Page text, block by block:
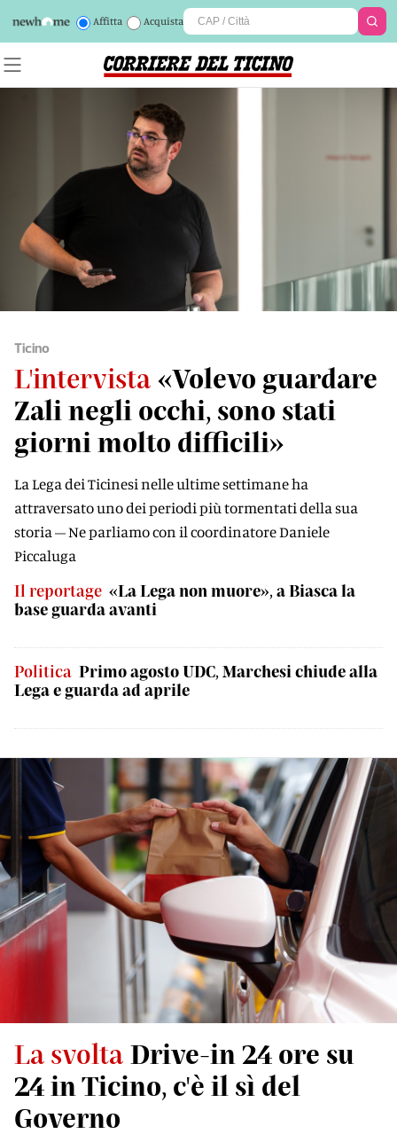
Affitta Acquista
Ticino
L'intervista «Volevo guardare
Zali negli occhi, sono stati
giorni molto difficili»
La Lega dei Ticinesi nelle ultime settimane ha
attraversato uno dei periodi più tormentati della sua
storia – Ne parliamo con il coordinatore Daniele
Piccaluga
Il reportage «La Lega non muore», a Biasca la
base guarda avanti
Politica Primo agosto UDC, Marchesi chiude alla
Lega e guarda ad aprile
La svolta Drive-in 24 ore su
24 in Ticino, c'è il sì del
Governo